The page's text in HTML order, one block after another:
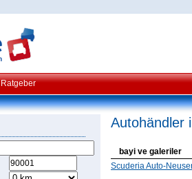
Ratgeber
Autohändler
bayi ve galeriler
Scuderia Auto-